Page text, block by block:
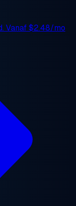
Vanaf$2.48/mo